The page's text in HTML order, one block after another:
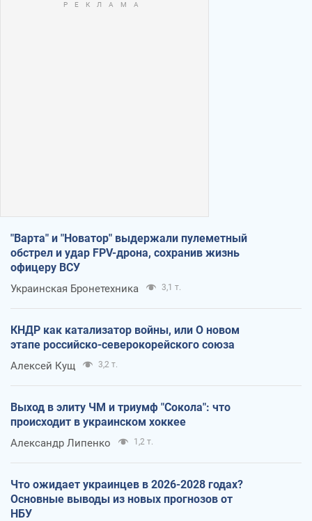
"Варта" и "Новатор" выдержали пулеметный
обстрел и удар FPV-дрона, сохранив жизнь
офицеру ВСУ
Украинская Бронетехника 3,1 т.
КНДР как катализатор войны, или О новом
этапе российско-северокорейского союза
Алексей Кущ 3,2 т.
Выход в элиту ЧМ и триумф "Сокола": что
происходит в украинском хоккее
Александр Липенко 1,2 т.
Что ожидает украинцев в 2026-2028 годах?
Основные выводы из новых прогнозов от
НБУ